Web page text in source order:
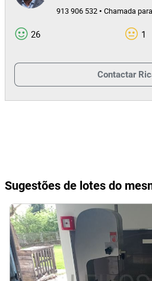
Leilão Eletrónico
Equipamentos de Hotelaria
913 906 532 • Chamada
26 1
Contactar
Sugestões de lotes do